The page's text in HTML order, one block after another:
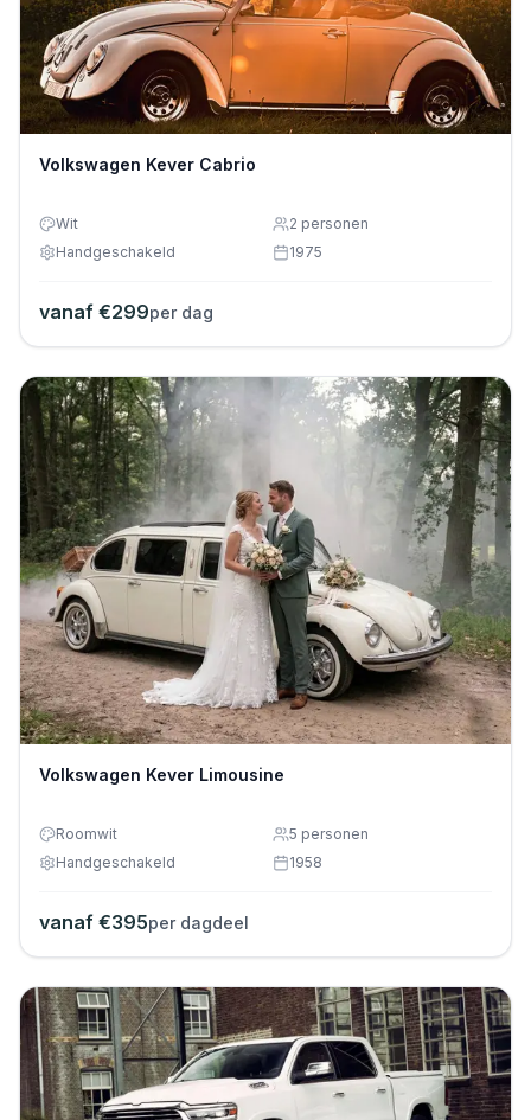
Volkswagen Kever Cabrio
Wit 2 personen
Handgeschakeld
1975
vanaf €299per dag
Volkswagen Kever Limousine
Roomwit 5 personen
Handgeschakeld
1958
vanaf €395per dagdeel